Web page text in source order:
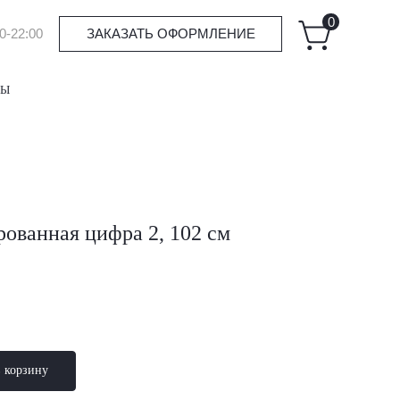
22:00 ЗАКАЗАТЬ ОФОРМЛЕНИЕ
0
цифра 2, 102 см
корзину